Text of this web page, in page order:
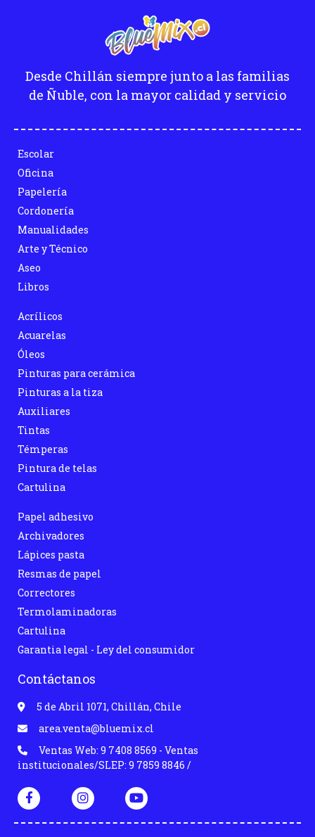
Desde Chillán siempre junto a las familias
de Ñuble, con la mayor calidad y servicio
Escolar
Oficina
Papelería
Cordonería
Manualidades
Arte y Técnico
Aseo
Libros
Acrílicos
Acuarelas
Óleos
Pinturas para cerámica
Pinturas a la tiza
Auxiliares
Tintas
Témperas
Pintura de telas
Cartulina
Papel adhesivo
Archivadores
Lápices pasta
Resmas de papel
Correctores
Termolaminadoras
Cartulina
Garantia legal - Ley del consumidor
Contáctanos
5 de Abril 1071, Chillán, Chile
area.venta@bluemix.cl
Ventas Web: 9 7408 8569 - Ventas
institucionales/SLEP: 9 7859 8846 /